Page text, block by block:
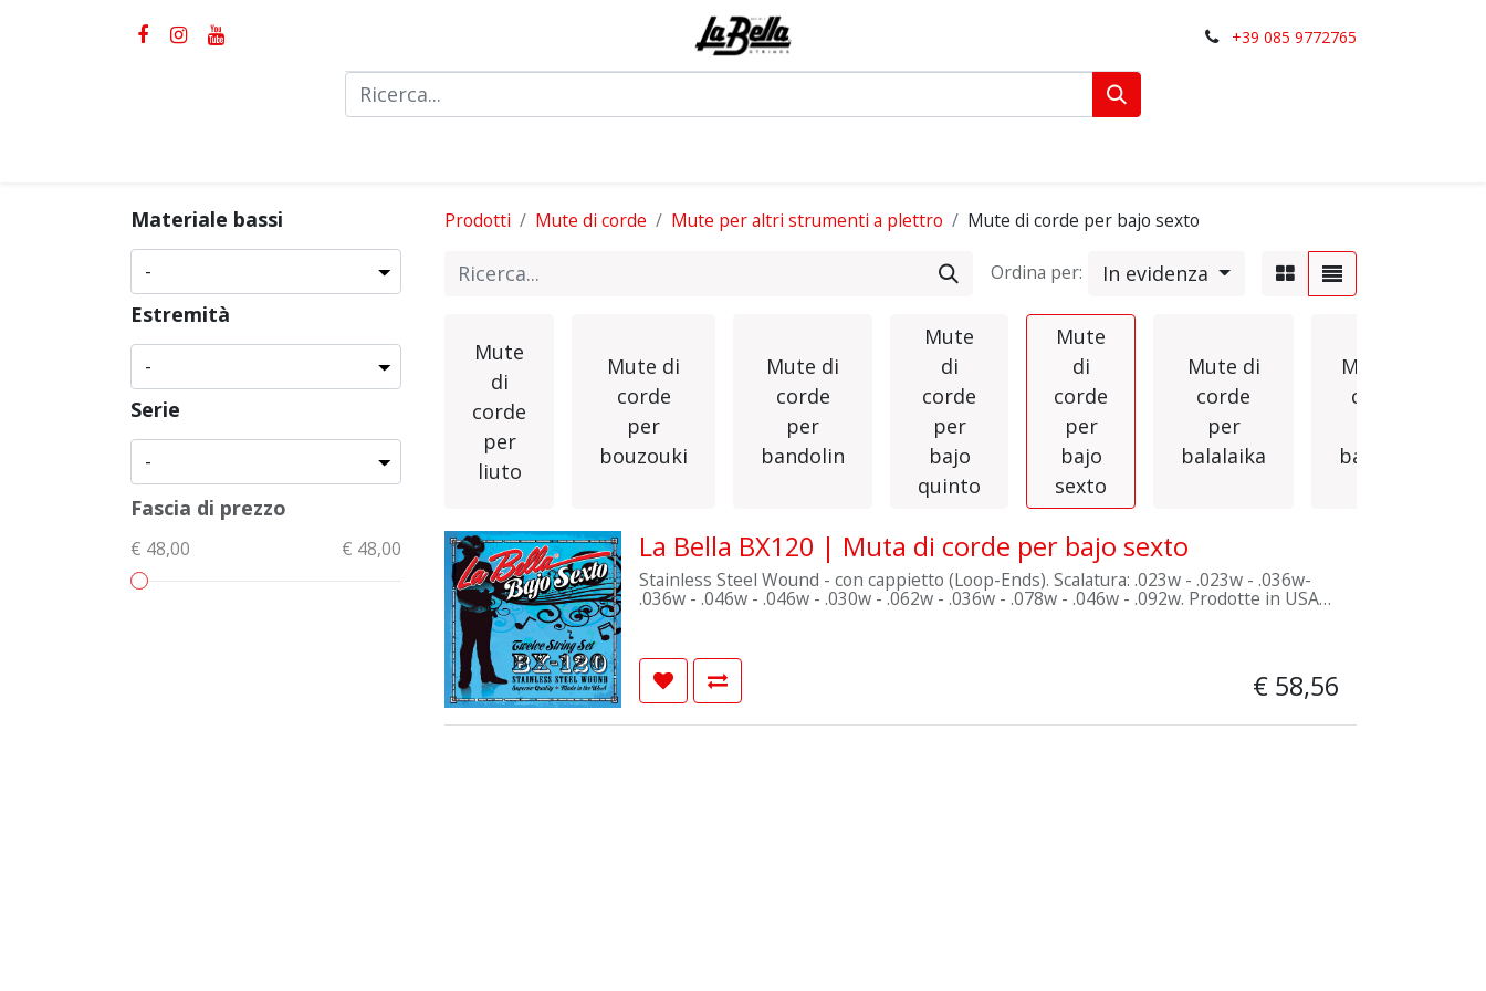
+39 085 9772765
Materiale bassi
Estremità
Serie
Fascia di prezzo
€ 48,00 € 48,00
Prodotti Mute di corde Mute per altri strumenti a plettro Mute di corde per bajo sexto
Ordina per: In evidenza
Mute
di
corde
per
liuto
Mute di
corde
per
bouzouki
Mute di
corde
per
bandolin
Mute
di
corde
per
bajo
quinto
Mute
di
corde
per
bajo
sexto
Mute di
corde
per
balalaika
Mute di
corde
bandola
La Bella BX120 | Muta di corde per bajo sexto
Stainless Steel Wound - con cappietto (Loop-Ends). Scalatura: .023w - .023w - .036w-
.036w - .046w - .046w - .030w - .062w - .036w - .078w - .046w - .092w. Prodotte in USA
€ 58,56